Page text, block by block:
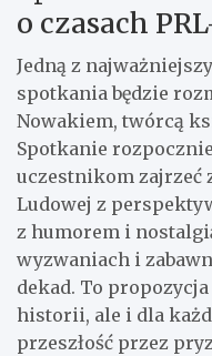
o czasach
Jedną z
spotkania będzie
Nowakiem, twórcą
Spotkanie
uczestnikom zajrzeć
Ludowej z
z humorem i
wyzwaniach i
dekad. To
historii, ale i dla
przeszłość przez